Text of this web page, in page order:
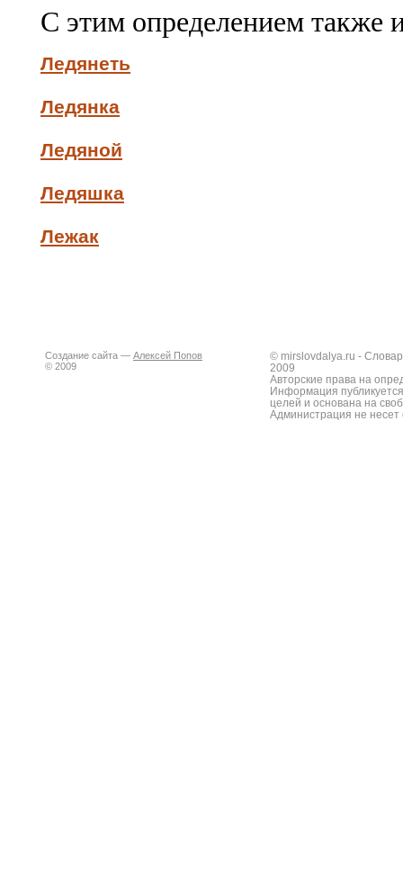
С этим определением также
Ледянеть
Ледянка
Ледяной
Ледяшка
Лежак
Создание сайта — Алексей Попов
© 2009
© mirslovdalya.ru -
2009
Авторские права на
Информация
целей и основана на
Администрация не несет